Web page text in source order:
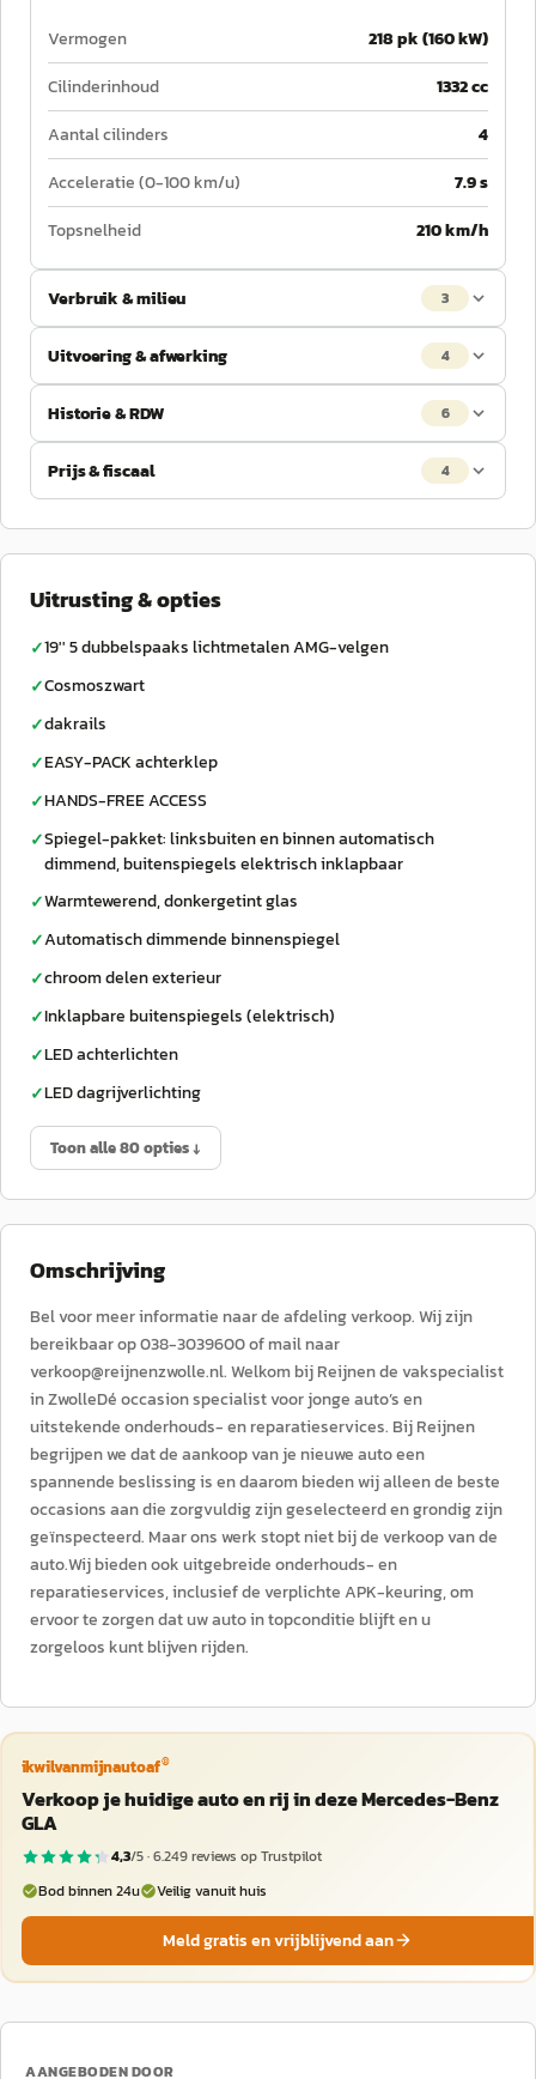
Vermogen
218 pk (160 kW)
Cilinderinhoud
1332 cc
Aantal cilinders
4
Acceleratie (0-100 km/u)
7.9 s
Topsnelheid
210 km/h
Verbruik & milieu 3
Uitvoering & afwerking 4
Historie & RDW 6
Prijs & fiscaal 4
Uitrusting & opties
✓19'' 5 dubbelspaaks lichtmetalen AMG-velgen
✓Cosmoszwart
✓dakrails
✓EASY-PACK achterklep
✓HANDS-FREE ACCESS
✓Spiegel-pakket: linksbuiten en binnen automatisch
dimmend, buitenspiegels elektrisch inklapbaar
✓Warmtewerend, donkergetint glas
✓Automatisch dimmende binnenspiegel
✓chroom delen exterieur
✓Inklapbare buitenspiegels (elektrisch)
✓LED achterlichten
✓LED dagrijverlichting
Toon alle 80 opties ↓
Omschrijving
Bel voor meer informatie naar de afdeling verkoop. Wij zijn
bereikbaar op 038-3039600 of mail naar
verkoop@reijnenzwolle.nl. Welkom bij Reijnen de vakspecialist
in ZwolleDé occasion specialist voor jonge auto’s en
uitstekende onderhouds- en reparatieservices. Bij Reijnen
begrijpen we dat de aankoop van je nieuwe auto een
spannende beslissing is en daarom bieden wij alleen de beste
occasions aan die zorgvuldig zijn geselecteerd en grondig zijn
geïnspecteerd. Maar ons werk stopt niet bij de verkoop van de
auto.Wij bieden ook uitgebreide onderhouds- en
reparatieservices, inclusief de verplichte APK-keuring, om
ervoor te zorgen dat uw auto in topconditie blijft en u
zorgeloos kunt blijven rijden.
ikwilvanmijnautoaf®
Verkoop je huidige auto en rij in deze Mercedes-Benz
GLA
4,3/5 ·6.249reviews op Trustpilot
Bod binnen 24u
Veilig vanuit huis
Meld gratis en vrijblijvend aan
AANGEBODEN DOOR